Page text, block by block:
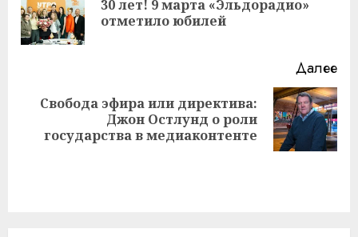
30 лет! 9 марта «Эльдорадио»
отметило юбилей
Далее
Следующая
запись:
Свобода эфира или директива:
Джон Остлунд о роли
государства в медиаконтенте